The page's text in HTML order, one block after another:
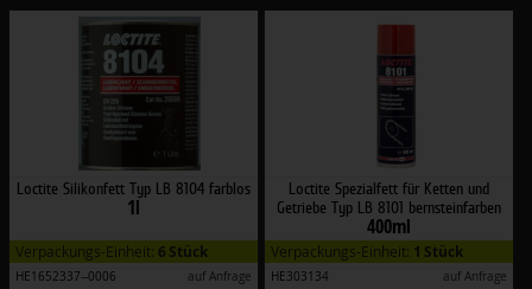
Loctite Silikonfett Typ LB 8104 farblos
1l
Verpackungs-Einheit: 6 Stück
HE1652337--0006 auf Anfrage
Loctite Spezialfett für Ketten und
Getriebe Typ LB 8101 bernsteinfarben
400ml
Verpackungs-Einheit: 1 Stück
HE303134 auf Anfrage